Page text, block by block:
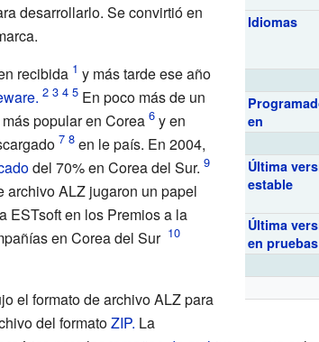
Idiomas
en
Última
estable
Última
en pruebas
desarrollarlo. Se convirtió en
recibida
y más tarde ese año
En poco más de un
popular en Corea y en
en le país. En 2004,
del 70% en Corea del Sur.
archivo ALZ jugaron un papel
ESTsoft en los Premios a la
en Corea del Sur
el formato de archivo ALZ para
del formatoZIP. La